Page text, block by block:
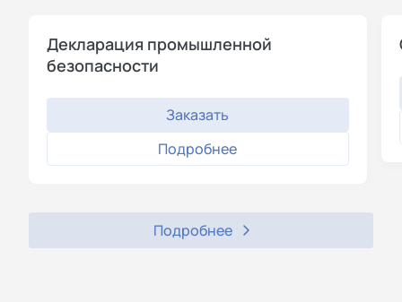
Декларация промышленной
безопасности
Заказать
Подробнее
Подробнее